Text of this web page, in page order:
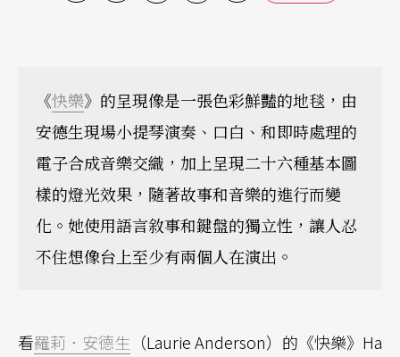
《快樂》的呈現像是一張色彩鮮豔的地毯，由
安德生現場小提琴演奏、口白、和即時處理的
電子合成音樂交織，加上呈現二十六種基本圖
樣的燈光效果，隨著故事和音樂的進行而變
化。她使用語言敘事和鍵盤的獨立性，讓人忍
不住想像台上至少有兩個人在演出。
看羅莉．安德生 （Laurie Anderson）的《快樂》Ha